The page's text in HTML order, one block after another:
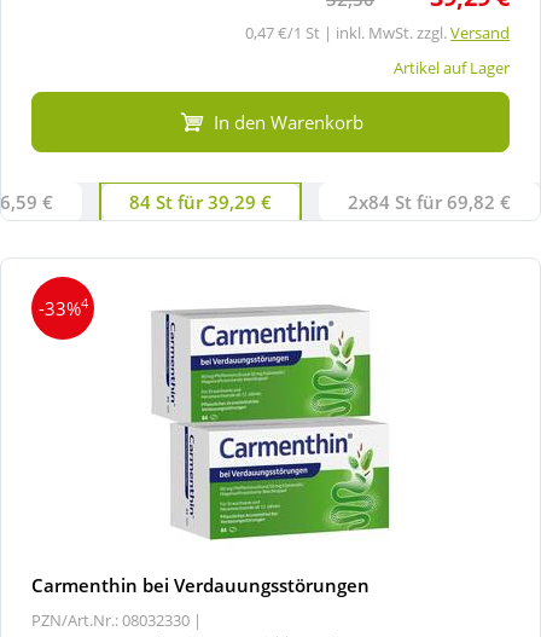
0,47 €/1 St | inkl. MwSt. zzgl.Versand
Artikel auf Lager
In den Warenkorb
€ 84 St für 39,29 € 2x84 St für 69,82 €
-33%4
Carmenthin bei Verdauungsstörungen
PZN/Art.Nr.: 08032330 |